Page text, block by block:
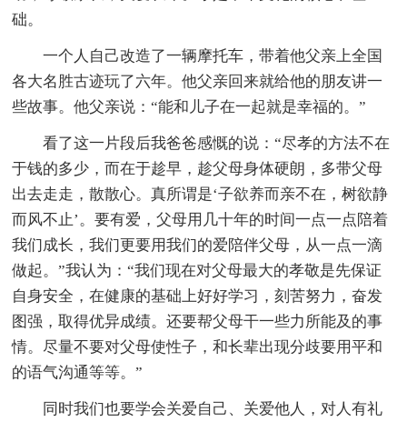
础。
一个人自己改造了一辆摩托车，带着他父亲上全国
各大名胜古迹玩了六年。他父亲回来就给他的朋友讲一
些故事。他父亲说：“能和儿子在一起就是幸福的。”
看了这一片段后我爸爸感慨的说：“尽孝的方法不在
于钱的多少，而在于趁早，趁父母身体硬朗，多带父母
出去走走，散散心。真所谓是‘子欲养而亲不在，树欲静
而风不止’。要有爱，父母用几十年的时间一点一点陪着
我们成长，我们更要用我们的爱陪伴父母，从一点一滴
做起。”我认为：“我们现在对父母最大的孝敬是先保证
自身安全，在健康的基础上好好学习，刻苦努力，奋发
图强，取得优异成绩。还要帮父母干一些力所能及的事
情。尽量不要对父母使性子，和长辈出现分歧要用平和
的语气沟通等等。”
同时我们也要学会关爱自己、关爱他人，对人有礼